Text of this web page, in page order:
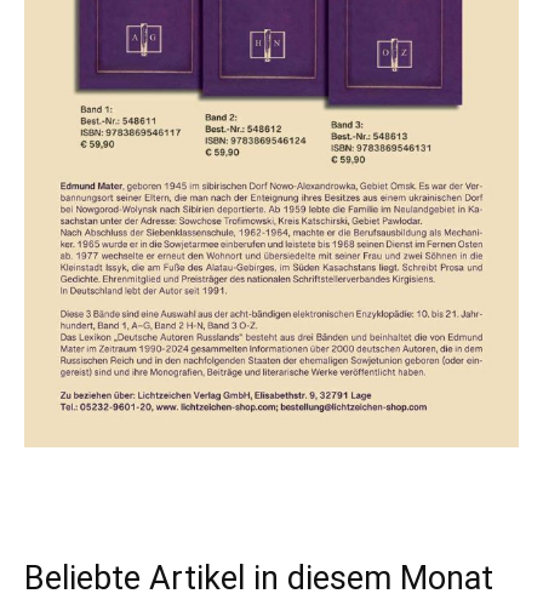
Beliebte Artikel in diesem Monat